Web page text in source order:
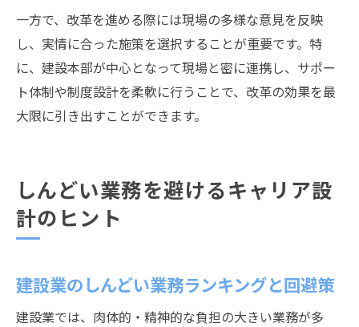
一方で、改革を進める際には現場の多様な意見を反映
し、実情に合った施策を選択することが重要です。特
に、建設本部が中心となって現場と密に連携し、サポー
ト体制や制度設計を柔軟に行うことで、改革の効果を最
大限に引き出すことができます。
しんどい業務を避けるキャリア設
計のヒント
建設業のしんどい業務ランキングと回避策
建設業では、肉体的・精神的な負担の大きい業務が多